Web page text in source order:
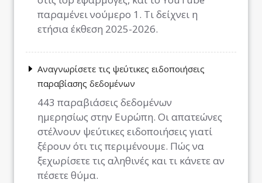
παραμένει νούμερο 1. Τι δείχνει η
ετήσια έκθεση 2025-2026.
Αναγνωρίσετε τις ψεύτικες ειδοποιήσεις
παραβίασης δεδομένων
443 παραβιάσεις δεδομένων
ημερησίως στην Ευρώπη. Οι απατεώνες
στέλνουν ψεύτικες ειδοποιήσεις γιατί
ξέρουν ότι τις περιμένουμε. Πώς να
ξεχωρίσετε τις αληθινές και τι κάνετε αν
πέσετε θύμα.